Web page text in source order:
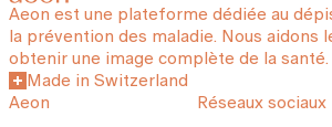
Aeon est une plateforme dédiée au
la prévention des maladie. Nous aidons
obtenir une image complète de la santé.
Made in Switzerland
Aeon
Réseaux sociaux